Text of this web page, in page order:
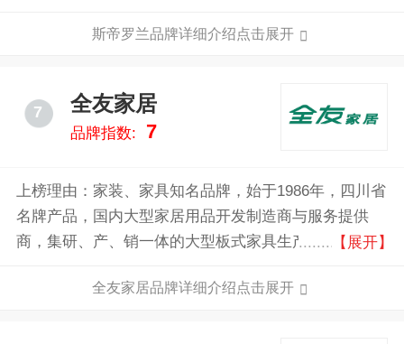
房者首选家居品牌之一。
斯帝罗兰品牌详细介绍点击展开
7 全友家居
品牌指数: 7
上榜理由：家装、家具知名品牌，始于1986年，四川省
名牌产品，国内大型家居用品开发制造商与服务提供
商，集研、产、销一体的大型板式家具生产企业。产品
柜、卫浴、窗帘和板式套房家具，满足家庭、商用等多
【展开】
全友家居品牌详细介绍点击展开